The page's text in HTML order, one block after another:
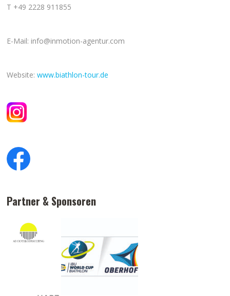
T +49 2228 911855
E-Mail: info@inmotion-agentur.com
Website:www.biathlon-tour.de
Partner & Sponsoren